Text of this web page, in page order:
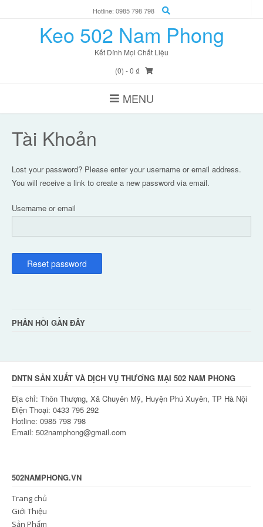
Hotline: 0985 798 798
Keo 502 Nam Phong
Kết Dính Mọi Chất Liệu
(0) - 0 ₫
MENU
Tài Khoản
Lost your password? Please enter your username or email address.
You will receive a link to create a new password via email.
Username or email
Reset password
PHẢN HỒI GẦN ĐÂY
DNTN SẢN XUẤT VÀ DỊCH VỤ THƯƠNG MẠI 502 NAM PHONG
Địa chỉ: Thôn Thượng, Xã Chuyên Mỹ, Huyện Phú Xuyên, TP Hà Nội
Điện Thoại: 0433 795 292
Hotline: 0985 798 798
Email: 502namphong@gmail.com
502NAMPHONG.VN
Trang chủ
Giới Thiệu
Sản Phẩm